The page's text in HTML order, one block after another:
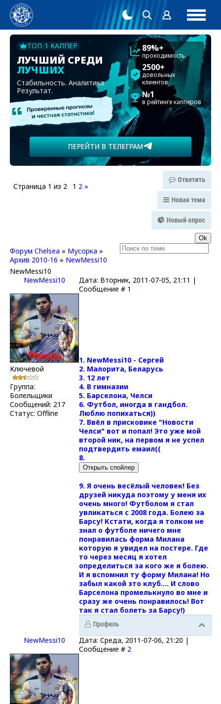
ТОП-1 КАППЕР
ЛУЧШИЙ СРЕДИ
ЛУЧШИХ
Стабильность. Аналитика.
Результат.
89%+
проходимость
2500+
довольных
клиентов
№1
в рейтинге капперов
ПЕРЕЙТИ В ТЕЛЕГРАМ
Страница 1 из 2 1 2 »
Форум Chelsea » Мусорка »
Архив 2010-16 » NewMessi10
NewMessi10
NewMessi10
Дата: Вторник, 2011-07-05, 21:11 |
Сообщение # 1
Ключевой
Группа:
Болельщики
Сообщений: 217
Статус: Offline
1. NewMessi10 - Сергей
2. Малорита, Беларусь
3. 12 лет
4. В гимназии
5. Барселона, Челси
6. Футбол, иногда в гандбол.
Люблю попихаться))
7. Ввёл в присковике "Новости
Челси" вот и попал! Это уже мой
второй ник, на первом я не успел
подтвердить емаил((
8.
9. Я очень весёлый человек! Без
друзей никуда поэтому у меня их
очень много! Футболом я стал
увликаться с 2008 года. Болею за
Барсу! Кстати, когда я толком не
знал о футболе ничего мне
понравилась форма Милана
которую я увидел на постере. Где
то через месяц я хотел
определиться за кого же я болею.
И я вспомнил ту форму Милана! Но
забыл какой это клуб.... И слово
Барселона промелькнуло во мне и
сразу же очень понравилось! Вот
так я стал болеть за Барсу!)
NewMessi10
Дата: Среда, 2011-07-06, 21:20 |
Сообщение # 2